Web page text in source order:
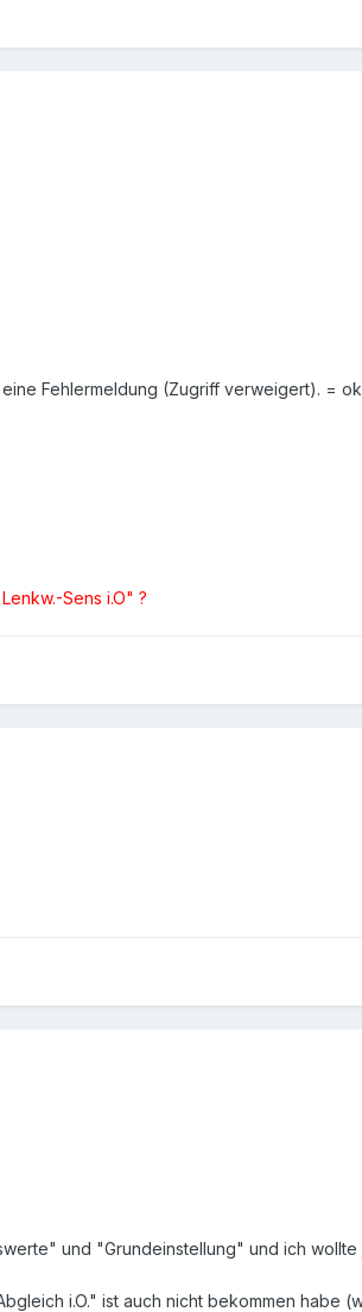
Fehlermeldung (Zugriff verweigert). = ok
Sens i.O" ?
und "Grundeinstellung" und ich
i.O." ist auch nicht bekommen habe